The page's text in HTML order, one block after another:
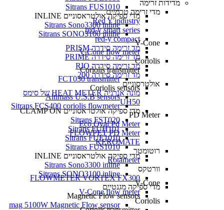
מדידות זרימה
מדי זרימה טרמיים
Red Y industry
red-y smart series
red-y compact
מד זרימה סידרה PRISM
מד זרימה סידרה PRIME
מד זרימה סידרה RIO
מד זרימה סידרה 200
אולטרסוניים
מונה אנרגיה HEAT METER של סימס
UH50
מדי ספיקה אולטראסוניים CLAMP ON
Sitrans FST020
Sitrans FUH101
Sitrans FUE1010
Sitrans FUS1010
מדי ספיקה אולטראסוניים INLINE
Sitrans Sono3300 inline
Sitrans SONO3100 inline
V-Cone
V-Cone flow meter
Coriolis
Sitrans FUS1010
מדי ספיקה אולטראסוניים INLINE
Sitrans Sono3300 inline
Sitrans SONO3100 inline
V-Cone
V-Cone flow meter
Coriolis
Coriolis transmitter
FCT030 transmitter
Coriolis sensors
Altimass U.S.B sensors
Sitrans FCS400 coriolis flowmeter
PD Meter
Eco Oval Pd Meter
FLOWPET PD Meter
KEROMATE
רוטומטר
Rotameter
וורטקס
FLOWMETER VORTEX FX300
מדי ספיקה מגנטיים
Magnetic Flow sensors
mag 5100W Magnetic Flow sensor